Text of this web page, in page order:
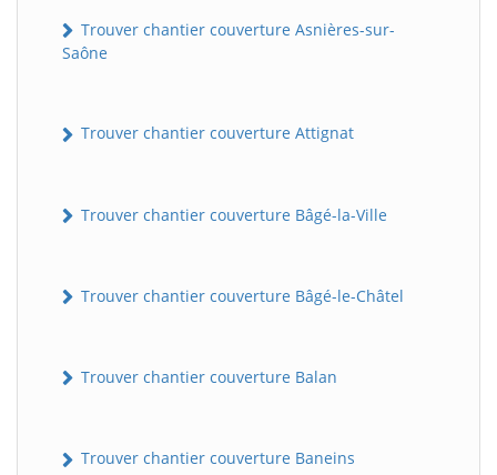
Trouver chantier couverture Asnières-sur-
Saône
Trouver chantier couverture Attignat
Trouver chantier couverture Bâgé-la-Ville
Trouver chantier couverture Bâgé-le-Châtel
Trouver chantier couverture Balan
Trouver chantier couverture Baneins